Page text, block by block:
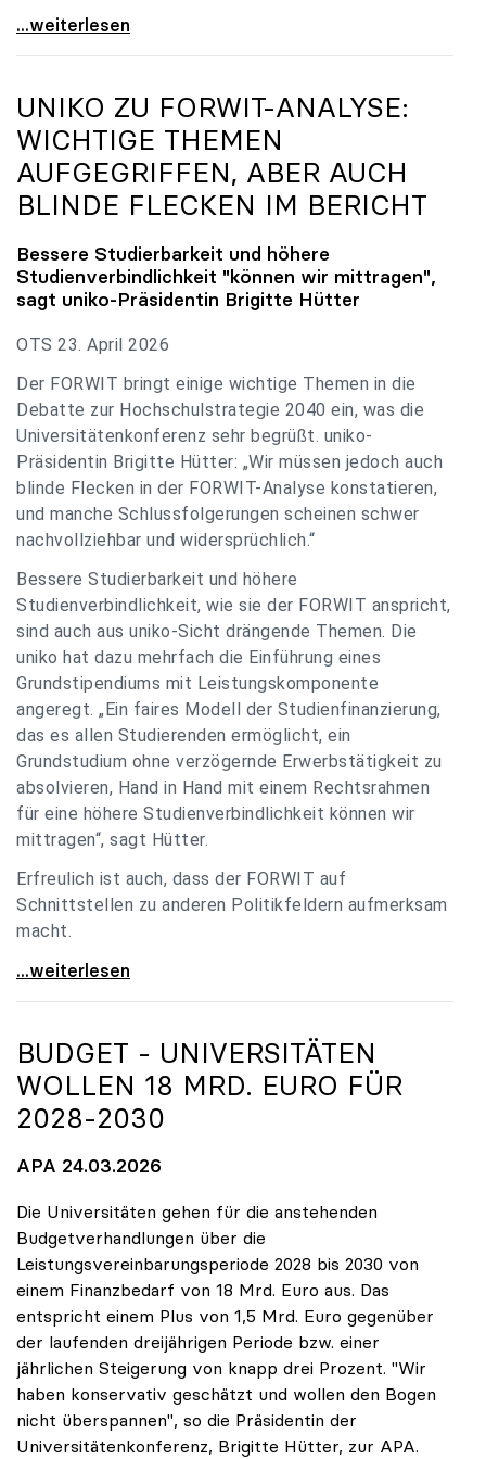
uniko zu Budgetverhandlungen: Universitäten sind
...weiterlesen
UNIKO ZU FORWIT-ANALYSE:
WICHTIGE THEMEN
AUFGEGRIFFEN, ABER AUCH
BLINDE FLECKEN IM BERICHT
Bessere Studierbarkeit und höhere
Studienverbindlichkeit "können wir mittragen",
sagt uniko-Präsidentin Brigitte Hütter
OTS 23. April 2026
Der FORWIT bringt einige wichtige Themen in die
Debatte zur Hochschulstrategie 2040 ein, was die
Universitätenkonferenz sehr begrüßt. uniko-
Präsidentin Brigitte Hütter: „Wir müssen jedoch auch
blinde Flecken in der FORWIT-Analyse konstatieren,
und manche Schlussfolgerungen scheinen schwer
nachvollziehbar und widersprüchlich.“
Bessere Studierbarkeit und höhere
Studienverbindlichkeit, wie sie der FORWIT anspricht,
sind auch aus uniko-Sicht drängende Themen. Die
uniko hat dazu mehrfach die Einführung eines
Grundstipendiums mit Leistungskomponente
angeregt. „Ein faires Modell der Studienfinanzierung,
das es allen Studierenden ermöglicht, ein
Grundstudium ohne verzögernde Erwerbstätigkeit zu
absolvieren, Hand in Hand mit einem Rechtsrahmen
für eine höhere Studienverbindlichkeit können wir
mittragen“, sagt Hütter.
Erfreulich ist auch, dass der FORWIT auf
Schnittstellen zu anderen Politikfeldern aufmerksam
macht.
uniko zu FORWIT-Analyse: Wichtige Themen
...weiterlesen
BUDGET - UNIVERSITÄTEN
WOLLEN 18 MRD. EURO FÜR
2028-2030
APA 24.03.2026
Die Universitäten gehen für die anstehenden
Budgetverhandlungen über die
Leistungsvereinbarungsperiode 2028 bis 2030 von
einem Finanzbedarf von 18 Mrd. Euro aus. Das
entspricht einem Plus von 1,5 Mrd. Euro gegenüber
der laufenden dreijährigen Periode bzw. einer
jährlichen Steigerung von knapp drei Prozent. "Wir
haben konservativ geschätzt und wollen den Bogen
nicht überspannen", so die Präsidentin der
Universitätenkonferenz, Brigitte Hütter, zur APA.